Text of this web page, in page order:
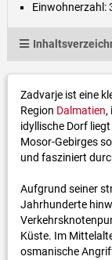
Einwohnerzahl:
Zadvarje ist eine
Region Dalmatien,
idyllische Dorf
Mosor-Gebirges
und fasziniert
Aufgrund seiner
Jahrhunderte
Küste. Im
osmanische